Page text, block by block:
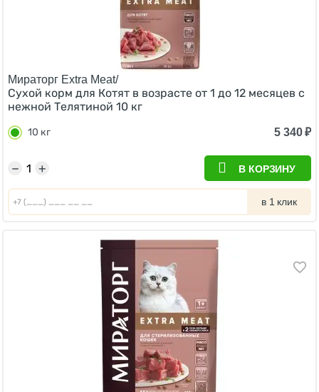
Мираторг Extra Meat/
Сухой корм для Котят в возрасте от 1 до 12 месяцев c
нежной Телятиной 10 кг
10 кг 5 340₽
+
− В КОРЗИНУ
в 1 клик